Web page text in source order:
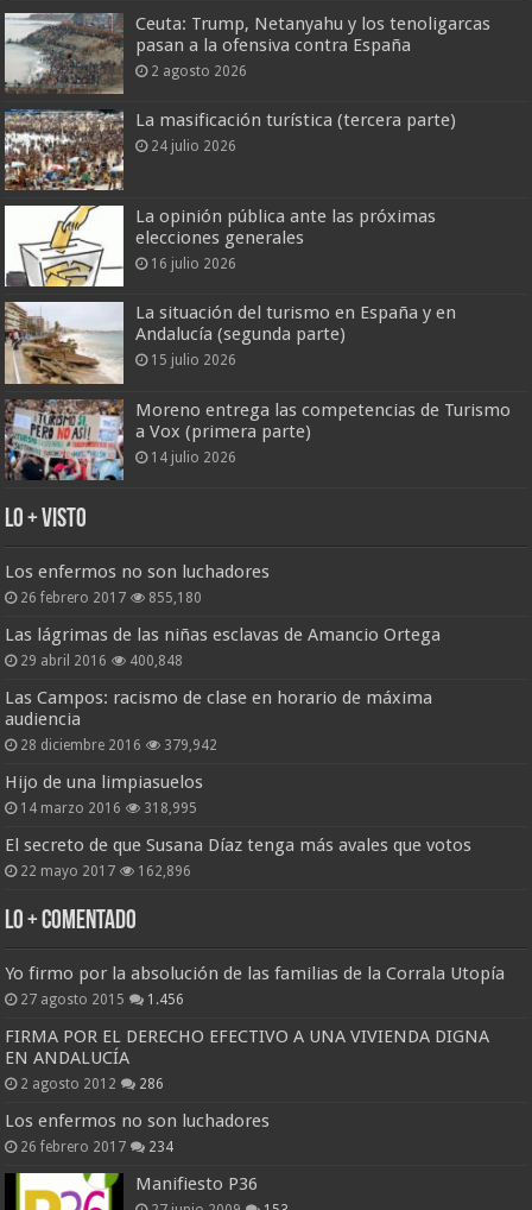
Ceuta: Trump, Netanyahu y los tenoligarcas
pasan a la ofensiva contra España
2 agosto 2026
La masificación turística (tercera parte)
24 julio 2026
La opinión pública ante las próximas
elecciones generales
16 julio 2026
La situación del turismo en España y en
Andalucía (segunda parte)
15 julio 2026
Moreno entrega las competencias de Turismo
a Vox (primera parte)
14 julio 2026
Lo + Visto
Los enfermos no son luchadores
26 febrero 2017 855,180
Las lágrimas de las niñas esclavas de Amancio Ortega
29 abril 2016 400,848
Las Campos: racismo de clase en horario de máxima
audiencia
28 diciembre 2016 379,942
Hijo de una limpiasuelos
14 marzo 2016 318,995
El secreto de que Susana Díaz tenga más avales que votos
22 mayo 2017 162,896
Lo + Comentado
Yo firmo por la absolución de las familias de la Corrala Utopía
27 agosto 2015 1.456
FIRMA POR EL DERECHO EFECTIVO A UNA VIVIENDA DIGNA
EN ANDALUCÍA
2 agosto 2012 286
Los enfermos no son luchadores
26 febrero 2017 234
Manifiesto P36